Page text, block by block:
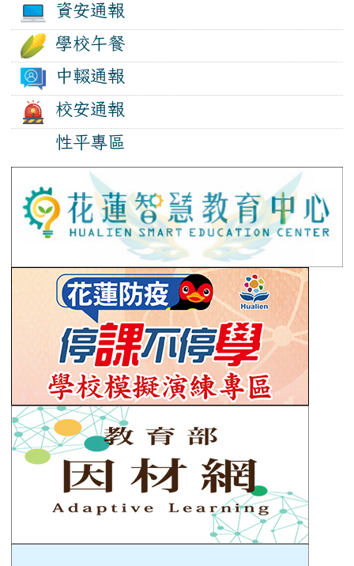
資安通報
學校午餐
中輟通報
校安通報
性平專區